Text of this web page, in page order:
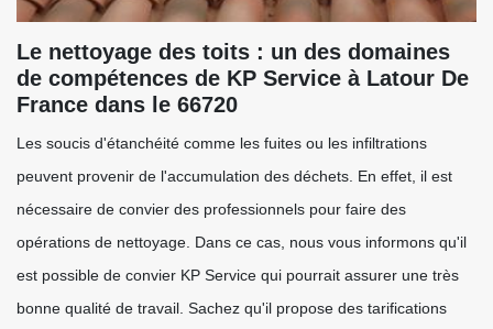
Le nettoyage des toits : un des domaines
de compétences de KP Service à Latour De
France dans le 66720
Les soucis d'étanchéité comme les fuites ou les infiltrations
peuvent provenir de l'accumulation des déchets. En effet, il est
nécessaire de convier des professionnels pour faire des
opérations de nettoyage. Dans ce cas, nous vous informons qu'il
est possible de convier KP Service qui pourrait assurer une très
bonne qualité de travail. Sachez qu'il propose des tarifications